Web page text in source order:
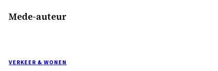
Mede-auteur
VERKEER & WONEN